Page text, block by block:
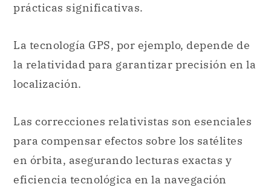
prácticas significativas.
La tecnología GPS, por ejemplo, depende de
la relatividad para garantizar precisión en la
localización.
Las correcciones relativistas son esenciales
para compensar efectos sobre los satélites
en órbita, asegurando lecturas exactas y
eficiencia tecnológica en la navegación